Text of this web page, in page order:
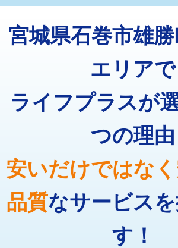
マス交換（深さ50㎝以上）
コンクリート斫り（厚さ10㎝超え）
モルタル補修（厚さ10㎝まで）
廃棄・処分
トーラー機使用/3mまで
追加トーラー機使用/3m超え
止水・漏水調査・防水処理・清掃・修
止水・漏水調査・防水処理・清掃・修
止水・漏水調査・防水処理・清掃・修
理・調整・分解・加工など（重作業）
その他部品の脱着
宮城県石巻市雄
エリアで
ライフプラスが
つの理由
安いだけではな
品質なサービス
す！